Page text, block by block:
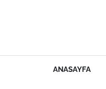
ANASAYFA